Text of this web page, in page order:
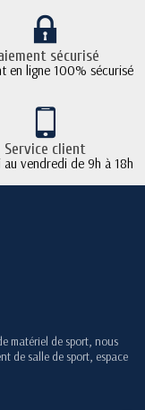
sécurisé
en ligne 100% sécurisé
Service client
au vendredi de 9h à 18h
matériel de sport, nous
de salle de sport, espace